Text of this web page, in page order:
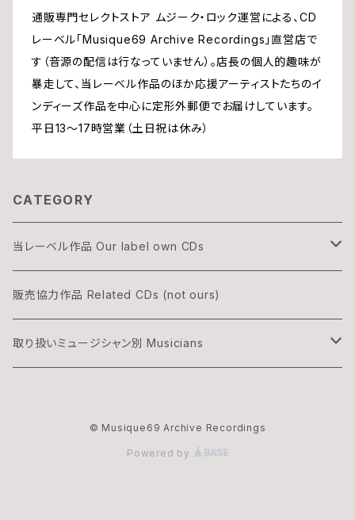
通販専門セレクトストア ムジーク・ロック運営による、CD
レーベル「Musique69 Archive Recordings」直営店で
す（音源の配信は行なっていません）。店長の個人的趣味が
暴走して、当レーベル作品のほか応援アーティストたちのイ
ンディーズ作品を中心に定形外郵便でお届けしています。
平日13〜17時営業（土日祝は休み）
CATEGORY
当レーベル作品 Our label own CDs
DOGON
THREE & ONLY
販売協力作品 Related CDs (not ours)
取り扱いミュージシャン別 Musicians
© Musique69 Archive Recordings
Powered by